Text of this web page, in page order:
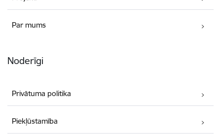
Par mums
Noderīgi
Privātuma politika
Piekļūstamība